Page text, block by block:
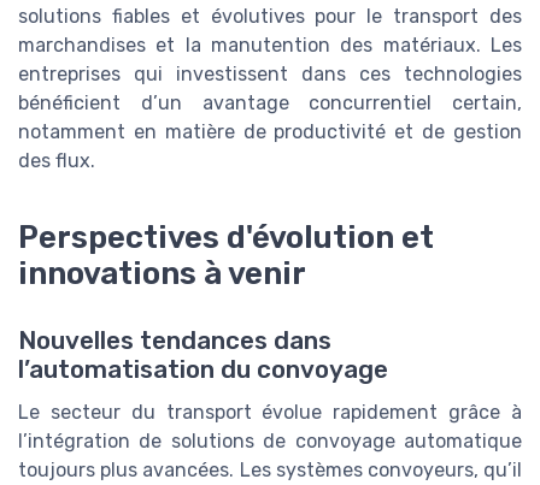
solutions fiables et évolutives pour le transport des
marchandises et la manutention des matériaux. Les
entreprises qui investissent dans ces technologies
bénéficient d’un avantage concurrentiel certain,
notamment en matière de productivité et de gestion
des flux.
Perspectives d'évolution et
innovations à venir
Nouvelles tendances dans
l’automatisation du convoyage
Le secteur du transport évolue rapidement grâce à
l’intégration de solutions de convoyage automatique
toujours plus avancées. Les systèmes convoyeurs, qu’il